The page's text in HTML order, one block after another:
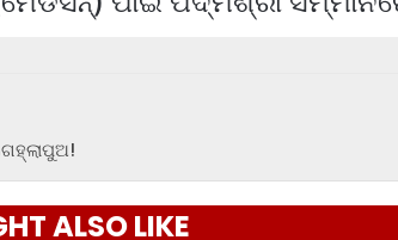
ALSO LIKE